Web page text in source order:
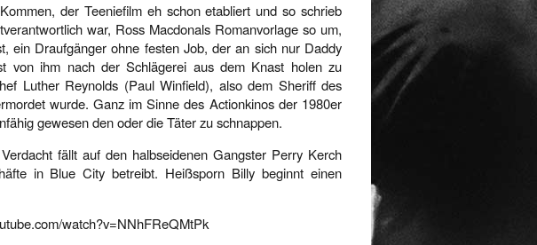
der Teeniefilm eh schon etabliert und so schrieb
war, Ross Macdonals Romanvorlage so um,
ein Draufgänger ohne festen Job, der an sich nur Daddy
von ihm nach der Schlägerei aus dem Knast holen zu
Luther Reynolds (Paul Winfield), also dem Sheriff des
wurde. Ganz im Sinne des Actionkinos der 1980er
gewesen den oder die Täter zu schnappen.
fällt auf den halbseidenen Gangster Perry Kerch
in Blue City betreibt. Heißsporn Billy beginnt einen
watch?v=NNhFReQMtPk